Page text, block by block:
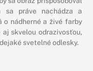
sa práve nachádza a
o nádherné a živé farby
skvelou odrazivosťou,
svetelné odlesky.